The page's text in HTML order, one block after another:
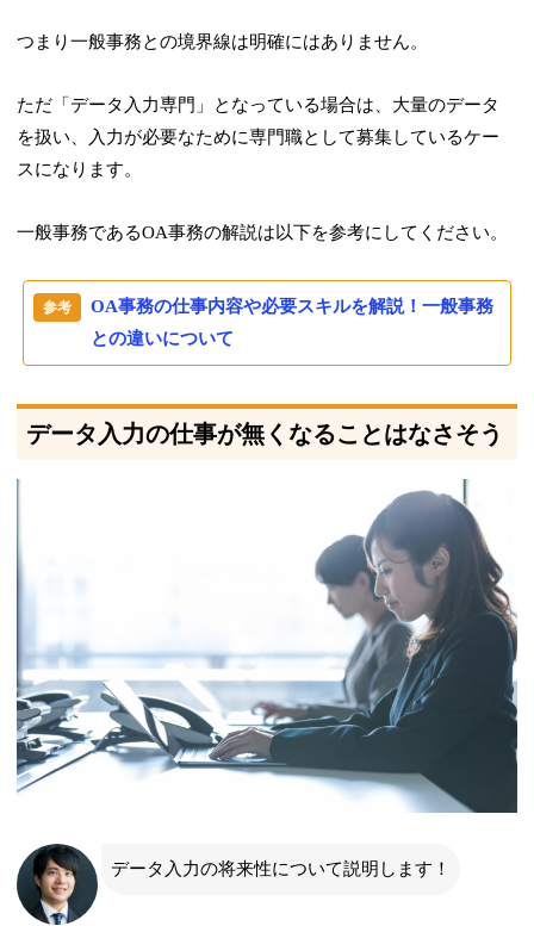
つまり一般事務との境界線は明確にはありません。
ただ「データ入力専門」となっている場合は、大量のデータ
を扱い、入力が必要なために専門職として募集しているケー
スになります。
一般事務であるOA事務の解説は以下を参考にしてください。
OA事務の仕事内容や必要スキルを解説！一般事務
との違いについて
データ入力の仕事が無くなることはなさそう
データ入力の将来性について説明します！